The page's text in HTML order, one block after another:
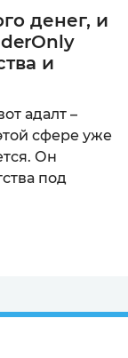
денег, и
и
адалт –
сфере уже
Он
под